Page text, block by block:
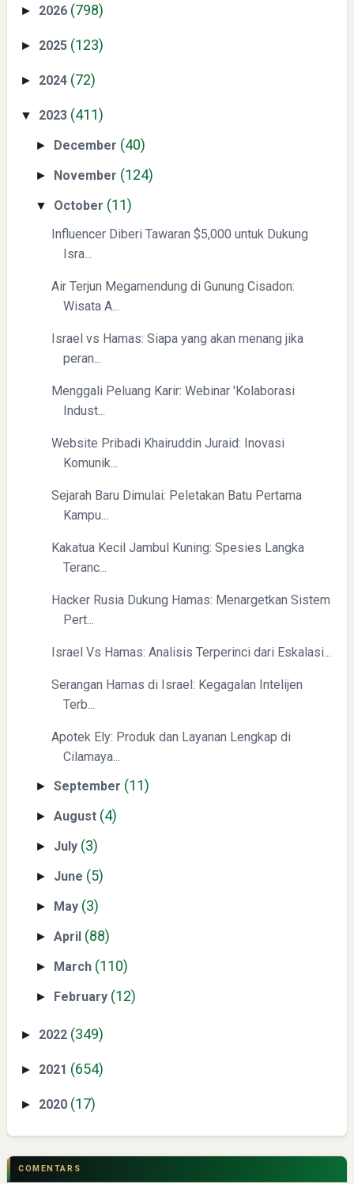
Non-Academic Prominence Versi EduRank 2026
Mengenal Dampak Kenaikan Suku Bunga terhadap Bitcoin
Yaqut Cholil Qoumas: Kisah Inspiratif di Balik Kasus Hukum
Menyongsong Masa Depan Buruh Indonesia dengan
Optimisme dan Inspirasi
Ketaatan
Kepatuhan Pajak
► 2026 (798)
► 2025 (123)
► 2024 (72)
▼ 2023 (411)
► December (40)
► November (124)
▼ October (11)
Influencer Diberi Tawaran $5,000 untuk Dukung
Isra...
Air Terjun Megamendung di Gunung Cisadon:
Wisata A...
Israel vs Hamas: Siapa yang akan menang jika
peran...
Menggali Peluang Karir: Webinar 'Kolaborasi
Indust...
Website Pribadi Khairuddin Juraid: Inovasi
Komunik...
Sejarah Baru Dimulai: Peletakan Batu Pertama
Kampu...
Kakatua Kecil Jambul Kuning: Spesies Langka
Teranc...
Hacker Rusia Dukung Hamas: Menargetkan Sistem
Pert...
Israel Vs Hamas: Analisis Terperinci dari Eskalasi...
Serangan Hamas di Israel: Kegagalan Intelijen
Terb...
Apotek Ely: Produk dan Layanan Lengkap di
Cilamaya...
►September (11)
►August (4)
► July (3)
► June (5)
► May (3)
►April (88)
► March (110)
► February (12)
► 2022 (349)
► 2021 (654)
► 2020 (17)
COMENTARS